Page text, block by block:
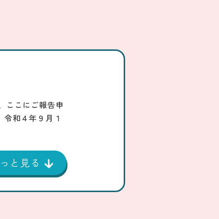
ここにご報告申
和４年９月１